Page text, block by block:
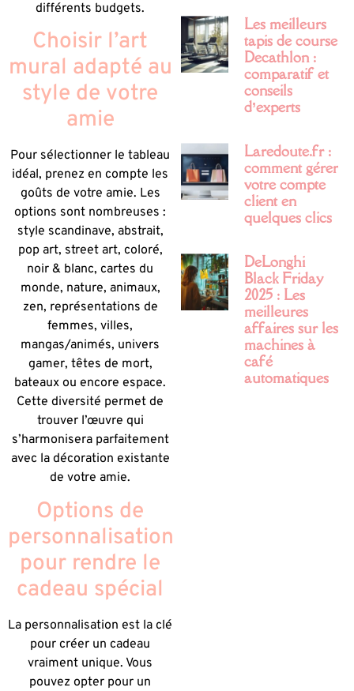
différents budgets.
Choisir l’art
mural adapté au
style de votre
amie
Pour sélectionner le tableau
idéal, prenez en compte les
goûts de votre amie. Les
options sont nombreuses :
style scandinave, abstrait,
pop art, street art, coloré,
noir & blanc, cartes du
monde, nature, animaux,
zen, représentations de
femmes, villes,
mangas/animés, univers
gamer, têtes de mort,
bateaux ou encore espace.
Cette diversité permet de
trouver l’œuvre qui
s’harmonisera parfaitement
avec la décoration existante
de votre amie.
Options de
personnalisation
pour rendre le
cadeau spécial
La personnalisation est la clé
pour créer un cadeau
vraiment unique. Vous
pouvez opter pour un
Les meilleurs
tapis de course
Decathlon :
comparatif et
conseils
d’experts
Laredoute.fr :
comment gérer
votre compte
client en
quelques clics
DeLonghi
Black Friday
2025 : Les
meilleures
affaires sur les
machines à
café
automatiques